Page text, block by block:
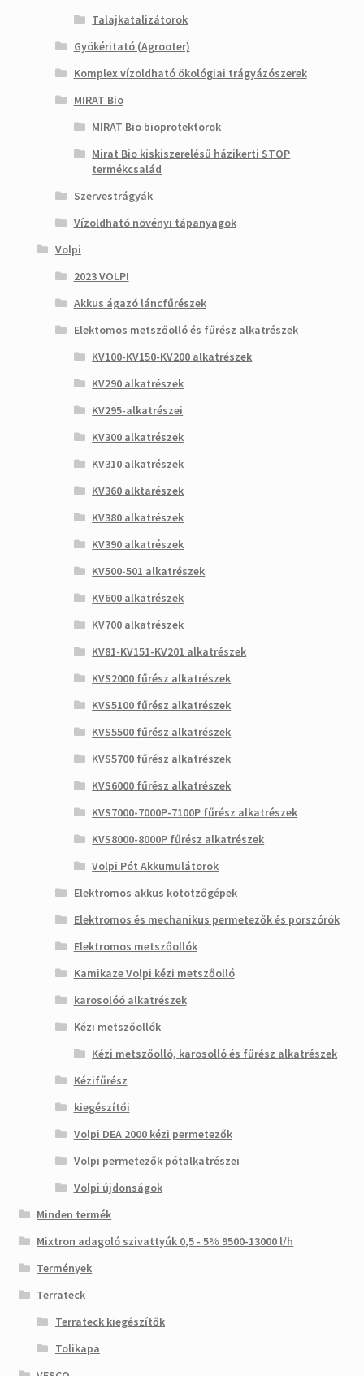
Talajkatalizátorok
Gyökéritató (Agrooter)
Komplex vízoldható ökológiai trágyázószerek
MIRAT Bio
MIRAT Bio bioprotektorok
Mirat Bio kiskiszerelésű házikerti STOP
termékcsalád
Szervestrágyák
Vízoldható növényi tápanyagok
Volpi
2023 VOLPI
Akkus ágazó láncfűrészek
Elektomos metszőolló és fűrész alkatrészek
KV100-KV150-KV200 alkatrészek
KV290 alkatrészek
KV295-alkatrészei
KV300 alkatrészek
KV310 alkatrészek
KV360 alktarészek
KV380 alkatrészek
KV390 alkatrészek
KV500-501 alkatrészek
KV600 alkatrészek
KV700 alkatrészek
KV81-KV151-KV201 alkatrészek
KVS2000 fűrész alkatrészek
KVS5100 fűrész alkatrészek
KVS5500 fűrész alkatrészek
KVS5700 fűrész alkatrészek
KVS6000 fűrész alkatrészek
KVS7000-7000P-7100P fűrész alkatrészek
KVS8000-8000P fűrész alkatrészek
Volpi Pót Akkumulátorok
Elektromos akkus kötötzőgépek
Elektromos és mechanikus permetezők és porszórók
Elektromos metszőollók
Kamikaze Volpi kézi metszőolló
karosolóó alkatrészek
Kézi metszőollók
Kézi metszőolló, karosolló és fűrész alkatrészek
Kézifűrész
kiegészítői
Volpi DEA 2000 kézi permetezők
Volpi permetezők pótalkatrészei
Volpi újdonságok
Minden termék
Mixtron adagoló szivattyúk 0,5 - 5% 9500-13000 l/h
Termények
Terrateck
Terrateck kiegészítők
Tolikapa